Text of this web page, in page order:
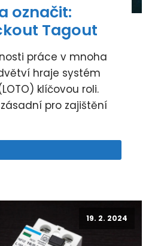
označit:
Tagout
práce v mnoha
hraje systém
klíčovou roli.
pro zajištění
19. 2. 2024